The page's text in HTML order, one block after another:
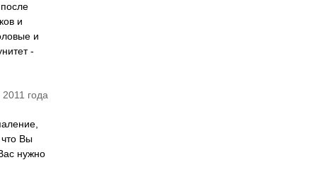
и
и
-
2011 года
Вы
нужно